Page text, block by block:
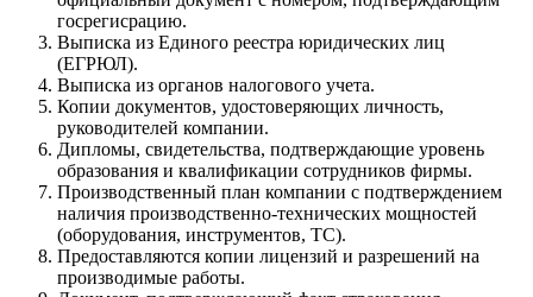
госрегисрацию.
Выписка из Единого реестра юридических лиц
(ЕГРЮЛ).
Выписка из органов налогового учета.
Копии документов, удостоверяющих личность,
руководителей компании.
Дипломы, свидетельства, подтверждающие уровень
образования и квалификации сотрудников фирмы.
Производственный план компании с подтверждением
наличия производственно-технических мощностей
(оборудования, инструментов, ТС).
Предоставляются копии лицензий и разрешений на
производимые работы.